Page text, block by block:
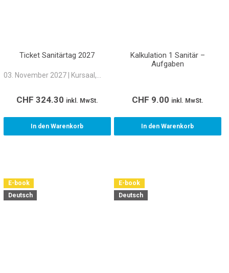
Ticket Sanitärtag 2027
03. November 2027 | Kursaal,
CHF 324.30 inkl. MwSt.
In den Warenkorb
Kalkulation 1 Sanitär –
Aufgaben
CHF 9.00 inkl. MwSt.
In den Warenkorb
E-book
Deutsch
E-book
Deutsch